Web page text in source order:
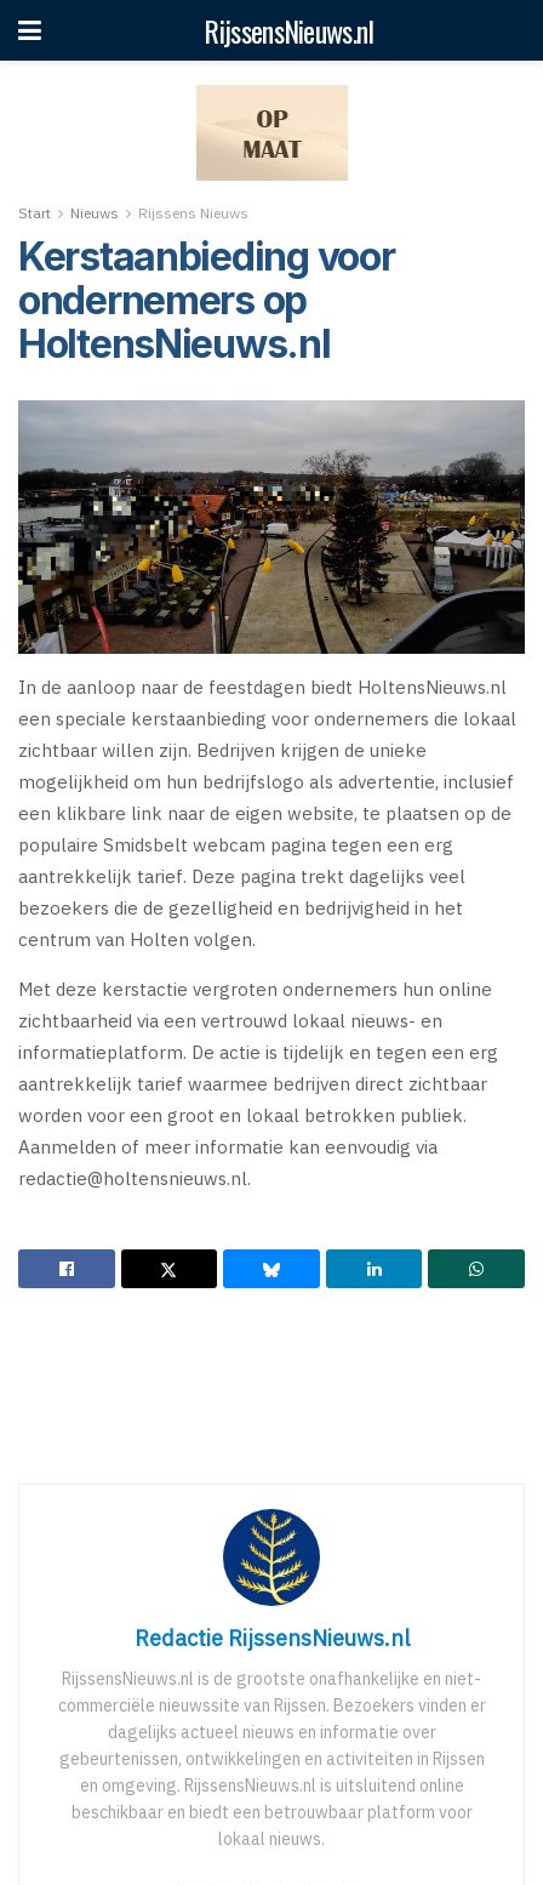
RijssensNieuws.nl
Start Nieuws Rijssens Nieuws
Kerstaanbieding voor
ondernemers op
HoltensNieuws.nl
In de aanloop naar de feestdagen biedt HoltensNieuws.nl
een speciale kerstaanbieding voor ondernemers die lokaal
zichtbaar willen zijn. Bedrijven krijgen de unieke
mogelijkheid om hun bedrijfslogo als advertentie, inclusief
een klikbare link naar de eigen website, te plaatsen op de
populaire Smidsbelt webcam pagina tegen een erg
aantrekkelijk tarief. Deze pagina trekt dagelijks veel
bezoekers die de gezelligheid en bedrijvigheid in het
centrum van Holten volgen.
Met deze kerstactie vergroten ondernemers hun online
zichtbaarheid via een vertrouwd lokaal nieuws- en
informatieplatform. De actie is tijdelijk en tegen een erg
aantrekkelijk tarief waarmee bedrijven direct zichtbaar
worden voor een groot en lokaal betrokken publiek.
Aanmelden of meer informatie kan eenvoudig via
redactie@holtensnieuws.nl.
Redactie RijssensNieuws.nl
RijssensNieuws.nl is de grootste onafhankelijke en niet-
commerciële nieuwssite van Rijssen. Bezoekers vinden er
dagelijks actueel nieuws en informatie over
gebeurtenissen, ontwikkelingen en activiteiten in Rijssen
en omgeving. RijssensNieuws.nl is uitsluitend online
beschikbaar en biedt een betrouwbaar platform voor
lokaal nieuws.